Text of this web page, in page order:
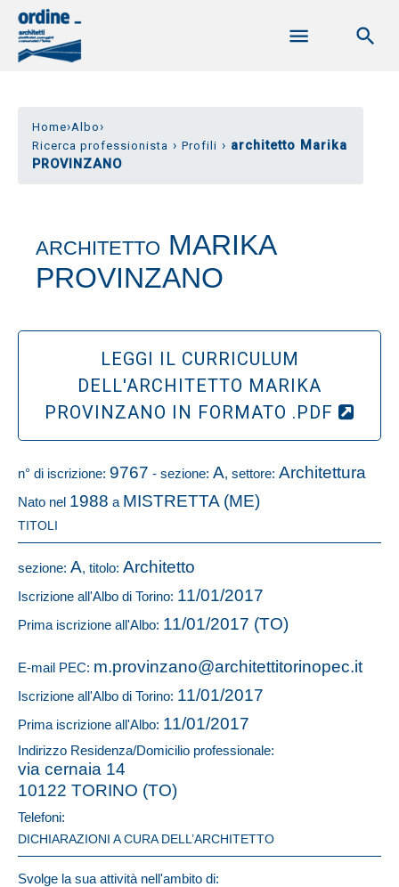
Home›Albo›
Ricerca professionista › Profili › architetto Marika
PROVINZANO
ARCHITETTO MARIKA
PROVINZANO
LEGGI IL CURRICULUM
DELL'ARCHITETTO MARIKA
PROVINZANO IN FORMATO .PDF
n° di iscrizione: 9767 - sezione: A, settore: Architettura
Nato nel 1988 a MISTRETTA (ME)
TITOLI
sezione: A, titolo: Architetto
Iscrizione all'Albo di Torino: 11/01/2017
Prima iscrizione all'Albo: 11/01/2017 (TO)
E-mail PEC: m.provinzano@architettitorinopec.it
Iscrizione all'Albo di Torino: 11/01/2017
Prima iscrizione all'Albo: 11/01/2017
Indirizzo Residenza/Domicilio professionale:
via cernaia 14
10122 TORINO (TO)
Telefoni:
DICHIARAZIONI A CURA DELL’ARCHITETTO
Svolge la sua attività nell'ambito di: